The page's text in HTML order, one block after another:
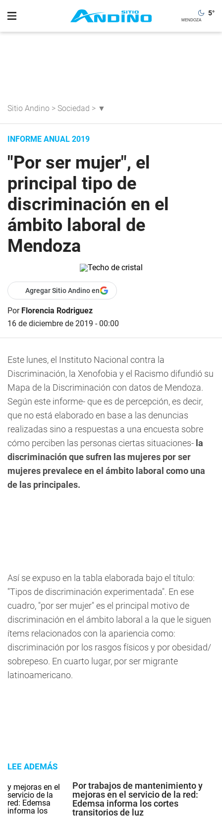
5°
Sitio Andino > Sociedad > ▼
INFORME ANUAL 2019
"Por ser mujer", el
principal tipo de
discriminación en el
ámbito laboral de
Mendoza
Agregar Sitio Andino en
Por Florencia Rodriguez
16 de diciembre de 2019 - 00:00
Este lunes, el Instituto Nacional contra la
Discriminación, la Xenofobia y el Racismo difundió su
Mapa de la Discriminación con datos de Mendoza.
Según este informe- que es de percepción, es decir,
que no está elaborado en base a las denuncias
realizadas sino a respuestas a una encuesta sobre
cómo perciben las personas ciertas situaciones- la
discriminación que sufren las mujeres por ser
mujeres prevalece en el ámbito laboral como una
de las principales.
Así se expuso en la tabla elaborada bajo el título:
"Tipos de discriminación experimentada". En ese
cuadro, "por ser mujer" es el principal motivo de
discriminación en el ámbito laboral a la que le siguen
ítems relacionados con la apariencia como:
discriminación por los rasgos físicos y por obesidad/
sobrepeso. En cuarto lugar, por ser migrante
latinoamericano.
LEE ADEMÁS
Por trabajos de mantenimiento y
mejoras en el servicio de la red:
Edemsa informa los cortes
transitorios de luz